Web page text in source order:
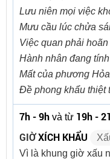
Lưu niên mọi việc
Mưu cầu lúc chửa
Việc quan phải
Hành nhân đang
Mất của phương
Đề phong khẩu thiệt
7h - 9h và từ 19h -
GIỜXÍCH KHẨU
Vì là khung giờ xấu